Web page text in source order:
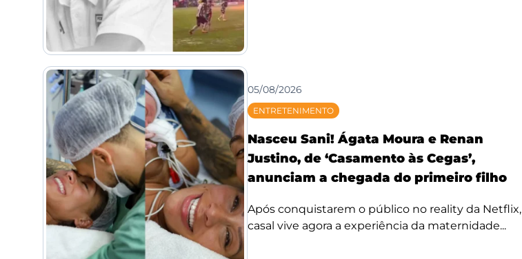
05/08/2026
ENTRETENIMENTO
Nasceu Sani! Ágata Moura e Renan
Justino, de ‘Casamento às Cegas’,
anunciam a chegada do primeiro filho
Após conquistarem o público no reality da Netflix,
casal vive agora a experiência da maternidade...